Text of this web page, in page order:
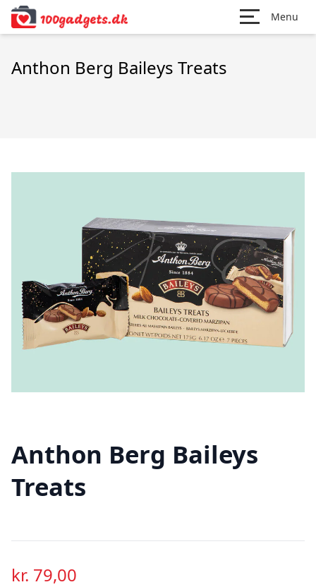
Menu
Anthon Berg Baileys Treats
Anthon Berg Baileys
Treats
kr. 79,00